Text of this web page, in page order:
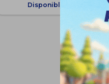
Disponible Envío